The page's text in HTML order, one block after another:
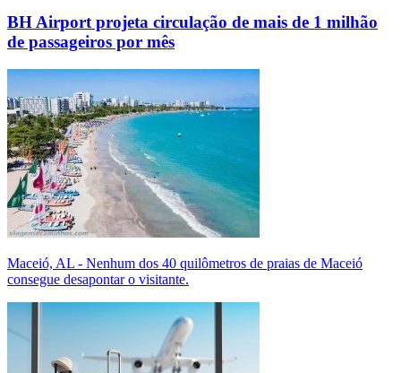
BH Airport projeta circulação de mais de 1 milhão
de passageiros por mês
Maceió, AL - Nenhum dos 40 quilômetros de praias de Maceió
consegue desapontar o visitante.